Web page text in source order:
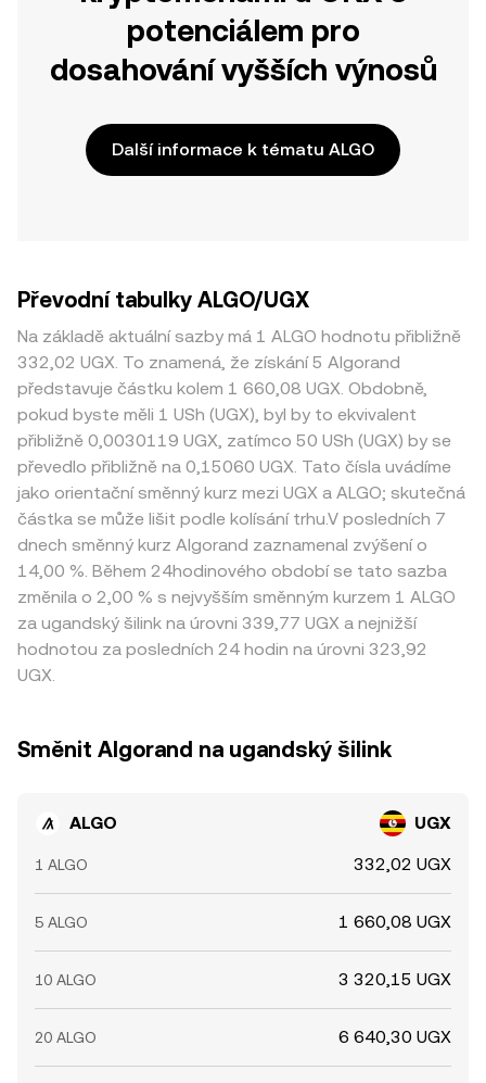
potenciálem pro
dosahování vyšších výnosů
Další informace k tématu ALGO
Převodní tabulky ALGO/UGX
Na základě aktuální sazby má 1 ALGO hodnotu přibližně
332,02 UGX. To znamená, že získání 5 Algorand
představuje částku kolem 1 660,08 UGX. Obdobně,
pokud byste měli 1 USh (UGX), byl by to ekvivalent
přibližně 0,0030119 UGX, zatímco 50 USh (UGX) by se
převedlo přibližně na 0,15060 UGX. Tato čísla uvádíme
jako orientační směnný kurz mezi UGX a ALGO; skutečná
částka se může lišit podle kolísání trhu.V posledních 7
dnech směnný kurz Algorand zaznamenal zvýšení o
14,00 %. Během 24hodinového období se tato sazba
změnila o 2,00 % s nejvyšším směnným kurzem 1 ALGO
za ugandský šilink na úrovni 339,77 UGX a nejnižší
hodnotou za posledních 24 hodin na úrovni 323,92
UGX.
Směnit Algorand na ugandský šilink
ALGO UGX
1 ALGO 332,02 UGX
5 ALGO 1 660,08 UGX
10 ALGO 3 320,15 UGX
20 ALGO 6 640,30 UGX